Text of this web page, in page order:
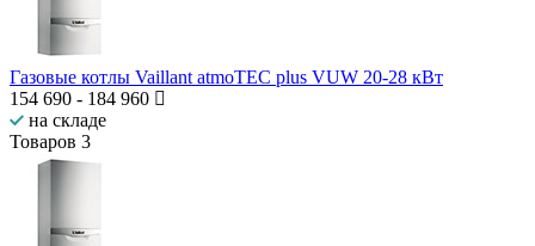
Газовые котлы Vaillant atmoTEC plus VUW 20-28 кВт
154 690 - 184 960
на складе
Товаров 3